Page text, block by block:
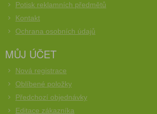
Potisk reklamních předmětů
Kontakt
Ochrana osobních údajů
MŮJ ÚČET
Nová registrace
Oblíbené položky
Předchozí objednávky
Editace zákazníka